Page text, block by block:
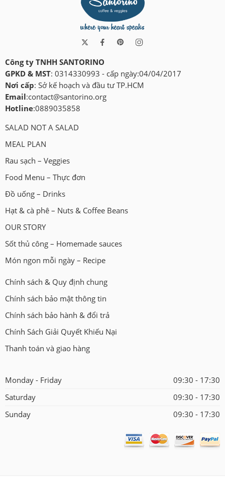
Công ty TNHH SANTORINO
GPKD & MST: 0314330993 - cấp ngày:04/04/2017
Nơi cấp: Sở kế hoạch và đầu tư TP.HCM
Email:contact@santorino.org
Hotline:0889035858
SALAD NOT A SALAD
MEAL PLAN
Rau sạch – Veggies
Food Menu – Thực đơn
Đồ uống – Drinks
Hạt & cà phê – Nuts & Coffee Beans
OUR STORY
Sốt thủ công – Homemade sauces
Món ngon mỗi ngày – Recipe
Chính sách & Quy định chung
Chính sách bảo mật thông tin
Chính sách bảo hành & đổi trả
Chính Sách Giải Quyết Khiếu Nại
Thanh toán và giao hàng
Monday - Friday
09:30 - 17:30
Saturday
09:30 - 17:30
Sunday
09:30 - 17:30